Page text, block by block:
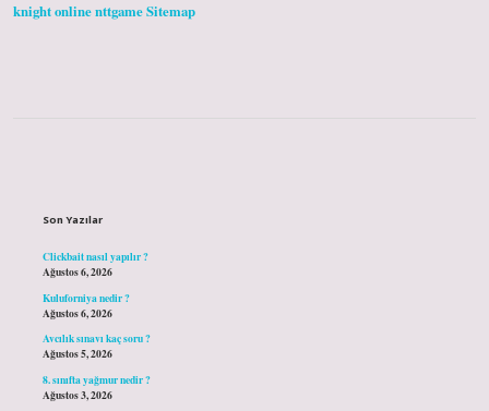
knight onlinenttgameSitemap
Son Yazılar
Clickbait nasıl yapılır ?
Ağustos 6, 2026
Kuluforniya nedir ?
Ağustos 6, 2026
Avcılık sınavı kaç soru ?
Ağustos 5, 2026
8. sınıfta yağmur nedir ?
Ağustos 3, 2026